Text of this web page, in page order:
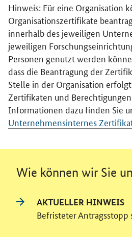
Hinweis: Für eine Organisation
Organisationszertifikate
innerhalb des jeweiligen
jeweiligen
Personen genutzt werden
dass die Beantragung der
Stelle in der Organisation
Zertifikaten und
Informationen dazu finden Sie
Unternehmensinternes
Wie können wir Sie
AKTUELLER HINWEIS
Befristeter Antragsstopp